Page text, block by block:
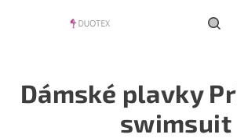
Dámské plavky
swimsuit